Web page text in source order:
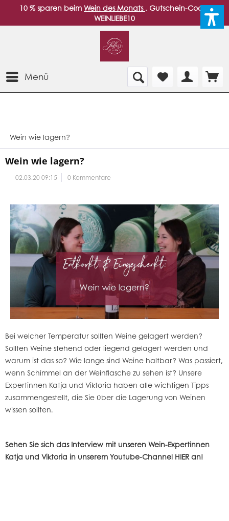
10 % sparen beim Wein des Monats . Gutschein-Code:
WEINLIEBE10
Menü
Wein wie lagern?
Wein wie lagern?
02.03.20 09:15 0 Kommentare
Bei welcher Temperatur sollten Weine gelagert werden?
Sollten Weine stehend oder liegend gelagert werden und
warum ist das so? Wie lange sind Weine haltbar? Was passiert,
wenn Schimmel an der Weinflasche zu sehen ist? Unsere
Expertinnen Katja und Viktoria haben alle wichtigen Tipps
zusammengestellt, die Sie über die Lagerung von Weinen
wissen sollten.
Sehen Sie sich das Interview mit unseren Wein-Expertinnen
Katja und Viktoria in unserem Youtube-Channel HIER an!